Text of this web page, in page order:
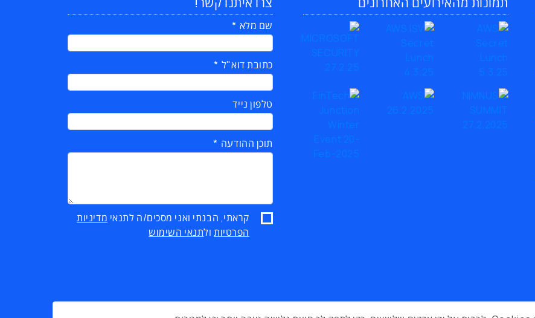
שם מלא
כתובת דוא"ל
טלפון נייד
תוכן ההודעה
קראתי, הבנתי ואני מסכים/ה לתנאי מדיניות
הפרטיותולתנאי השימוש